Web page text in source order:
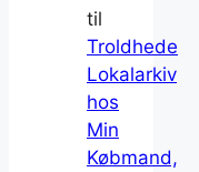
til
Troldhede
Lokalarkiv
hos
Min
Købmand,